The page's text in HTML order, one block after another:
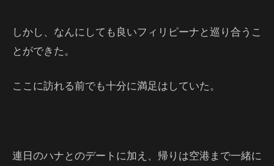
しかし、なんにしても良いフィリピーナと巡り合うこ
とができた。
ここに訪れる前でも十分に満足はしていた。
連日のハナとのデートに加え、帰りは空港まで一緒に